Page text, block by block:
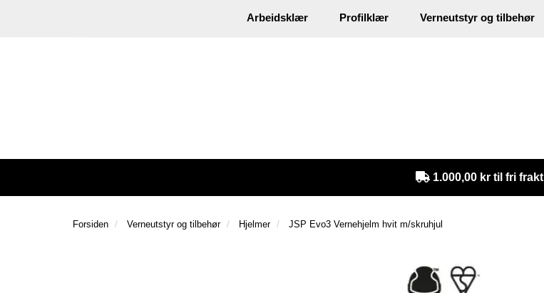
Arbeidsklær Profilklær Verneutstyr og tilbehør
1.000,00 kr til fri frakt
Forsiden Verneutstyr og tilbehør Hjelmer JSP Evo3 Vernehjelm hvit m/skruhjul